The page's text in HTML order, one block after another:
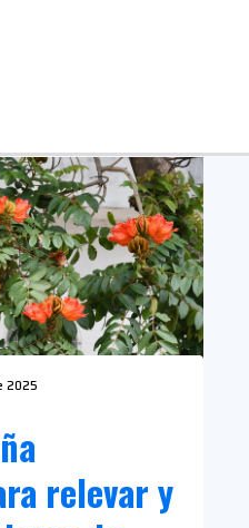
2025
relevar y